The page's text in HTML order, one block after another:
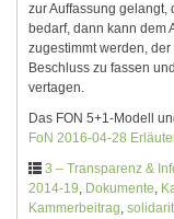
zur Auffassung gelangt,
bedarf, dann kann dem
zugestimmt werden,
Beschluss zu fassen
vertagen.
Das FON 5+1-Modell
FoN 2016-04-28
3 – Transparenz &
2014-19, Dokumente,
Kammerbeitrag,